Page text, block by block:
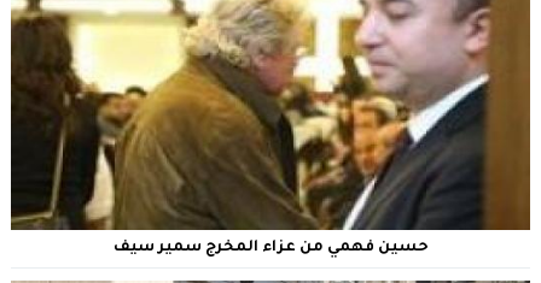
حسين فهمي من عزاء المخرج سمير سيف